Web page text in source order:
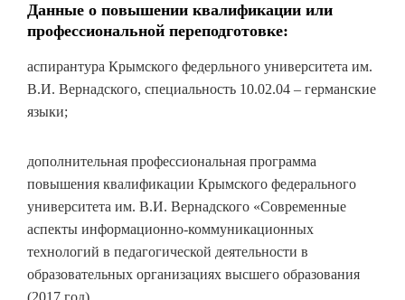
Данные о повышении квалификации или
профессиональной переподготовке:
аспирантура Крымского федерльного университета им.
В.И. Вернадского, специальность 10.02.04 – германские
языки;
дополнительная профессиональная программа
повышения квалификации Крымского федерального
университета им. В.И. Вернадского «Современные
аспекты информационно-коммуникационных
технологий в педагогической деятельности в
образовательных организациях высшего образования
(2017 год)